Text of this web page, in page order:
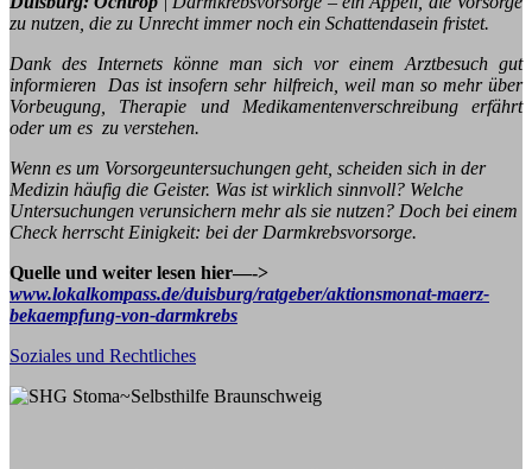
zu nutzen, die zu Unrecht immer noch ein Schattendasein fristet.
Dank des Internets könne man sich vor einem Arztbesuch gut
informieren Das ist insofern sehr hilfreich, weil man so mehr über
Vorbeugung, Therapie und Medikamentenverschreibung erfährt
oder um es zu verstehen.
Wenn es um Vorsorgeuntersuchungen geht, scheiden sich in der
Medizin häufig die Geister. Was ist wirklich sinnvoll? Welche
Untersuchungen verunsichern mehr als sie nutzen? Doch bei einem
Check herrscht Einigkeit: bei der Darmkrebsvorsorge.
Quelle und weiter lesen hier—->
www.lokalkompass.de/duisburg/ratgeber/aktionsmonat-maerz-
bekaempfung-von-darmkrebs
Soziales und Rechtliches